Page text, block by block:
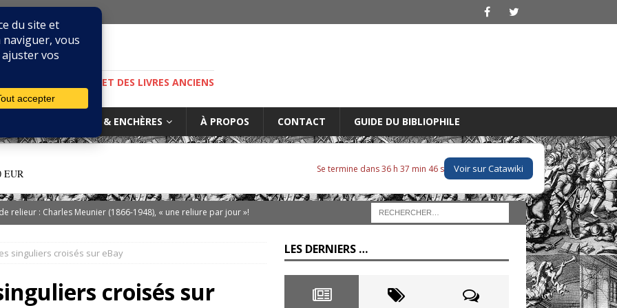
DE LA BIBLIOPHILIE ET DES LIVRES ANCIENS
MARCHÉ & ENCHÈRES À PROPOS CONTACT GUIDE DU BIBLIOPHILE
EUR Se termine dans 36 h 37 min 44 s Voir sur Catawiki
relieur : Charles Meunier (1866-1948), « une reliure par jour »!
on s’en tamponne ! Une chronique de Mathieu Lenoir
d’Adso de Melk : Le Dernier Templier
singuliers croisés sur eBay
croisés sur
LES DERNIERS …